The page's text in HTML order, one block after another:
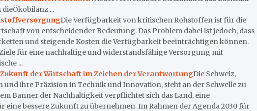
Die Verfügbarkeit von kritischen Rohstoffen ist für die
von entscheidender Bedeutung. Das Problem dabei ist jedoch, dass
und steigende Kosten die Verfügbarkeit beeinträchtigen können.
für eine nachhaltige und widerstandsfähige Versorgung mit
...
der Wirtschaft im Zeichen der VerantwortungDie Schweiz,
ihre Präzision in Technik und Innovation, steht an der Schwelle zu
Banner der Nachhaltigkeit verpflichtet sich das Land, eine
bessere Zukunft zu übernehmen. Im Rahmen der Agenda 2030 für